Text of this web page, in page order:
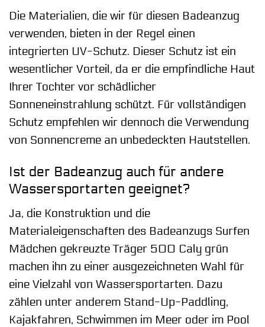
Die Materialien, die wir für diesen Badeanzug
verwenden, bieten in der Regel einen
integrierten UV-Schutz. Dieser Schutz ist ein
wesentlicher Vorteil, da er die empfindliche Haut
Ihrer Tochter vor schädlicher
Sonneneinstrahlung schützt. Für vollständigen
Schutz empfehlen wir dennoch die Verwendung
von Sonnencreme an unbedeckten Hautstellen.
Ist der Badeanzug auch für andere
Wassersportarten geeignet?
Ja, die Konstruktion und die
Materialeigenschaften des Badeanzugs Surfen
Mädchen gekreuzte Träger 500 Caly grün
machen ihn zu einer ausgezeichneten Wahl für
eine Vielzahl von Wassersportarten. Dazu
zählen unter anderem Stand-Up-Paddling,
Kajakfahren, Schwimmen im Meer oder im Pool